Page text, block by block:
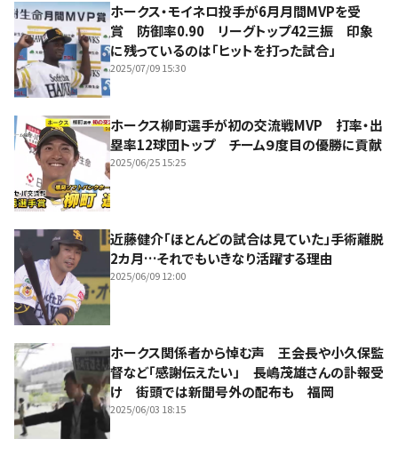
ホークス・モイネロ投手が6月月間MVPを受
賞 防御率0.90 リーグトップ42三振 印象
に残っているのは「ヒットを打った試合」
2025/07/09 15:30
ホークス柳町選手が初の交流戦MVP 打率・出
塁率12球団トップ チーム９度目の優勝に貢献
2025/06/25 15:25
近藤健介「ほとんどの試合は見ていた」手術離脱
2カ月…それでもいきなり活躍する理由
2025/06/09 12:00
ホークス関係者から悼む声 王会長や小久保監
督など「感謝伝えたい」 長嶋茂雄さんの訃報受
け 街頭では新聞号外の配布も 福岡
2025/06/03 18:15